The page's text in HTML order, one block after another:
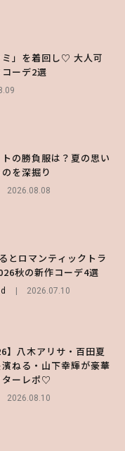
」を着回し♡ 大人可
ーデ2選
トの勝負服は？夏の思い
を深掘り
2026.08.08
とロマンティックトラ
秋の新作コーデ4選
2026.07.10
】八木アリサ・百田夏
ねる・山下幸輝が豪華
ターレポ♡
2026.08.10
イルはどう作る？体型
ごし方など独占インタ
トの勝負服は？夏の思い
を深掘り
2026.08.08
とロマンティックトラ
秋の新作コーデ4選
2026.07.10
はプレイフルに！ドキ
うるみ目”のつくり方
とロマンティックトラ
秋の新作コーデ4選
ティが可愛すぎ♡ 紀
保冷バッグ”は夏の強
ーズ9月号増刊】
アースカート”でさり
のニュアンスを楽しめ
4選
スシローと初コラボ♡
ュー＆限定グッズを総